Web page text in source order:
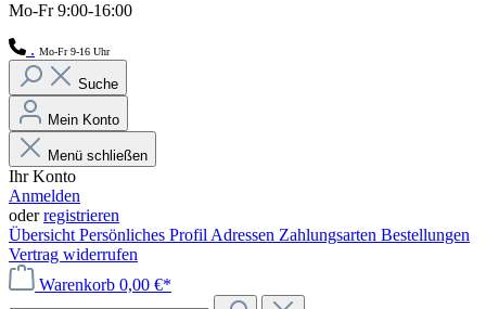
Mo-Fr 9:00-16:00
. Mo-Fr 9-16 Uhr
Suche
Mein Konto
Menü schließen
Ihr Konto
Anmelden
oderregistrieren
Übersicht Persönliches Profil Adressen Zahlungsarten Bestellungen
Vertrag widerrufen
Warenkorb 0,00 €*